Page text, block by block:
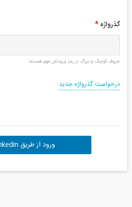
گذرواژه *
حروف کوچک و بزرگ در رمز ورودتان مهم هستند.
درخواست گذرواژه جدید
ورود از طریق Linkedin